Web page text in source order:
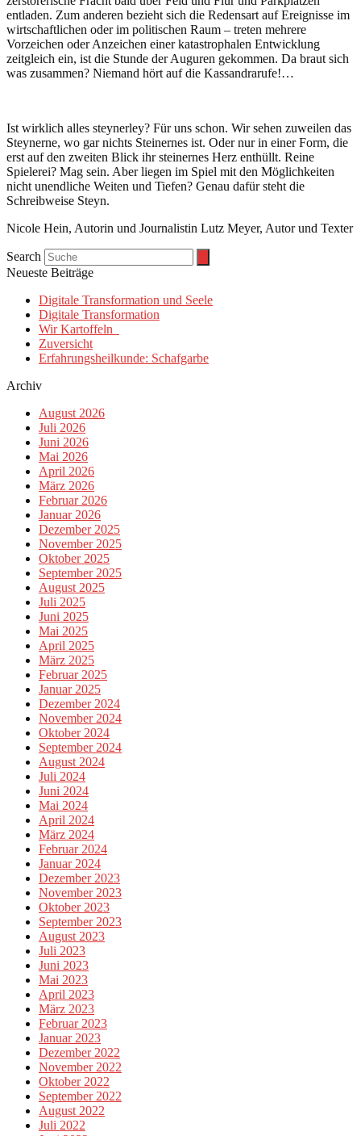
entladen. Zum anderen bezieht sich die Redensart auf Ereignisse im
wirtschaftlichen oder im politischen Raum – treten mehrere
Vorzeichen oder Anzeichen einer katastrophalen Entwicklung
zeitgleich ein, ist die Stunde der Auguren gekommen. Da braut sich
was zusammen? Niemand hört auf die Kassandrarufe!…
Ist wirklich alles steynerley? Für uns schon. Wir sehen zuweilen das
Steynerne, wo gar nichts Steinernes ist. Oder nur in einer Form, die
erst auf den zweiten Blick ihr steinernes Herz enthüllt. Reine
Spielerei? Mag sein. Aber liegen im Spiel mit den Möglichkeiten
nicht unendliche Weiten und Tiefen? Genau dafür steht die
Schreibweise Steyn.
Nicole Hein, Autorin und Journalistin Lutz Meyer, Autor und Texter
Search
Neueste Beiträge
Digitale Transformation und Seele
Digitale Transformation
Wir Kartoffeln
Zuversicht
Erfahrungsheilkunde: Schafgarbe
Archiv
August 2026
Juli 2026
Juni 2026
Mai 2026
April 2026
März 2026
Februar 2026
Januar 2026
Dezember 2025
November 2025
Oktober 2025
September 2025
August 2025
Juli 2025
Juni 2025
Mai 2025
April 2025
März 2025
Februar 2025
Januar 2025
Dezember 2024
November 2024
Oktober 2024
September 2024
August 2024
Juli 2024
Juni 2024
Mai 2024
April 2024
März 2024
Februar 2024
Januar 2024
Dezember 2023
November 2023
Oktober 2023
September 2023
August 2023
Juli 2023
Juni 2023
Mai 2023
April 2023
März 2023
Februar 2023
Januar 2023
Dezember 2022
November 2022
Oktober 2022
September 2022
August 2022
Juli 2022